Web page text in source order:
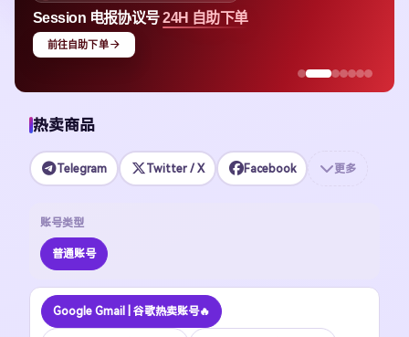
Session 电报协议号24H 自助下单
前往自助下单
热卖商品
Telegram Twitter / X Facebook 更多
账号类型
普通账号
Google Gmail | 谷歌热卖账号🔥